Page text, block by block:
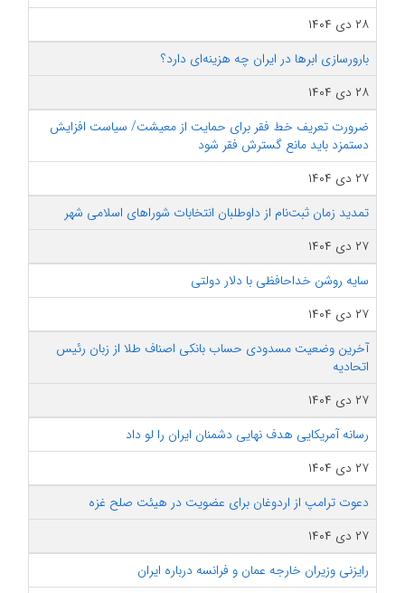
۲۸ دی ۱۴۰۴
بارورسازی ابرها در ایران چه هزینه‌ای دارد؟
۲۸ دی ۱۴۰۴
ضرورت تعریف خط فقر برای حمایت از معیشت/ سیاست افزایش
دستمزد باید مانع گسترش فقر شود
۲۷ دی ۱۴۰۴
تمدید زمان ثبت‌نام از داوطلبان انتخابات شوراهای اسلامی شهر
۲۷ دی ۱۴۰۴
سایه روشن خداحافظی با دلار دولتی
۲۷ دی ۱۴۰۴
آخرین وضعیت مسدودی حساب بانکی اصناف طلا از زبان رئیس
اتحادیه
۲۷ دی ۱۴۰۴
رسانه آمریکایی هدف نهایی دشمنان ایران را لو داد
۲۷ دی ۱۴۰۴
دعوت ترامپ از اردوغان برای عضویت در هیئت صلح غزه
۲۷ دی ۱۴۰۴
رایزنی وزیران خارجه عمان و فرانسه درباره ایران